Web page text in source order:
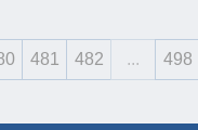
481 482 ... 498